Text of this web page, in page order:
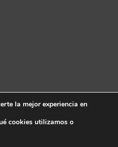
la mejor experiencia en
cookies utilizamos o